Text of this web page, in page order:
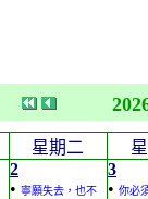
星期二
2
• 寧願失去，也不
3
• 你必